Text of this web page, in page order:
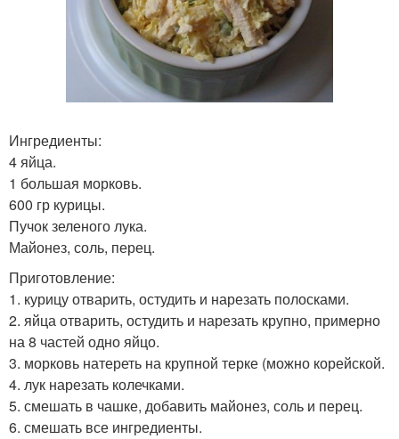
Ингредиенты:
4 яйца.
1 большая морковь.
600 гр курицы.
Пучок зеленого лука.
Майонез, соль, перец.
Приготовление:
1. курицу отварить, остудить и нарезать полосками.
2. яйца отварить, остудить и нарезать крупно, примерно
на 8 частей одно яйцо.
3. морковь натереть на крупной терке (можно корейской.
4. лук нарезать колечками.
5. смешать в чашке, добавить майонез, соль и перец.
6. смешать все ингредиенты.